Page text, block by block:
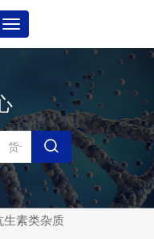
Toggle
navigation
生素类杂质